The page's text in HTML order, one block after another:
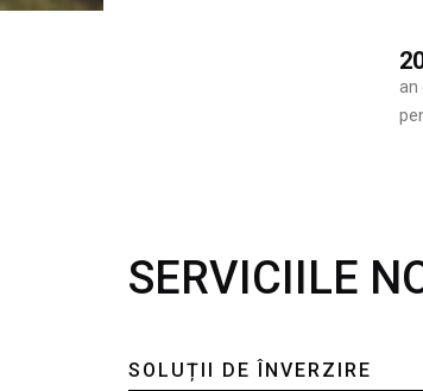
an
SERVICIILE
SOLUȚII DE ÎNVERZIRE